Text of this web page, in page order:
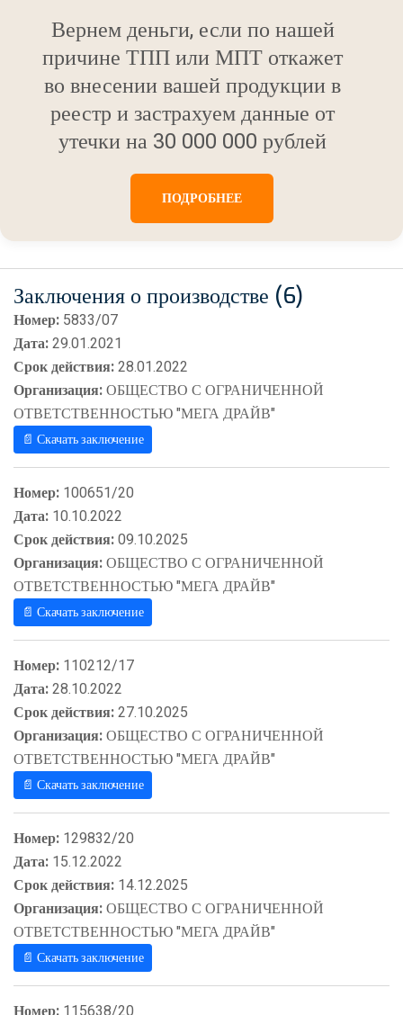
Вернем деньги, если по нашей
причине ТПП или МПТ откажет
во внесении вашей продукции в
реестр и застрахуем данные от
утечки на 30 000 000 рублей
ПОДРОБНЕЕ
Заключения о производстве (6)
Номер: 5833/07
Дата:29.01.2021
Срок действия:28.01.2022
Организация:ОБЩЕСТВО С ОГРАНИЧЕННОЙ
ОТВЕТСТВЕННОСТЬЮ "МЕГА ДРАЙВ"
📄 Скачать заключение
Номер: 100651/20
Дата: 10.10.2022
Срок действия:09.10.2025
Организация:ОБЩЕСТВО С ОГРАНИЧЕННОЙ
ОТВЕТСТВЕННОСТЬЮ "МЕГА ДРАЙВ"
📄 Скачать заключение
Номер: 110212/17
Дата:28.10.2022
Срок действия:27.10.2025
Организация:ОБЩЕСТВО С ОГРАНИЧЕННОЙ
ОТВЕТСТВЕННОСТЬЮ "МЕГА ДРАЙВ"
📄 Скачать заключение
Номер: 129832/20
Дата: 15.12.2022
Срок действия: 14.12.2025
Организация:ОБЩЕСТВО С ОГРАНИЧЕННОЙ
ОТВЕТСТВЕННОСТЬЮ "МЕГА ДРАЙВ"
📄 Скачать заключение